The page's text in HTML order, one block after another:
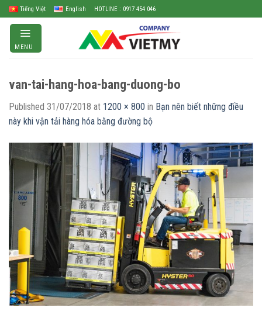
Skip
to
content
Tiếng Việt English HOTLINE : 0917 454 046
MENU
van-tai-hang-hoa-bang-duong-bo
Published 31/07/2018 at 1200 × 800 in Bạn nên biết những điều
này khi vận tải hàng hóa bằng đường bộ